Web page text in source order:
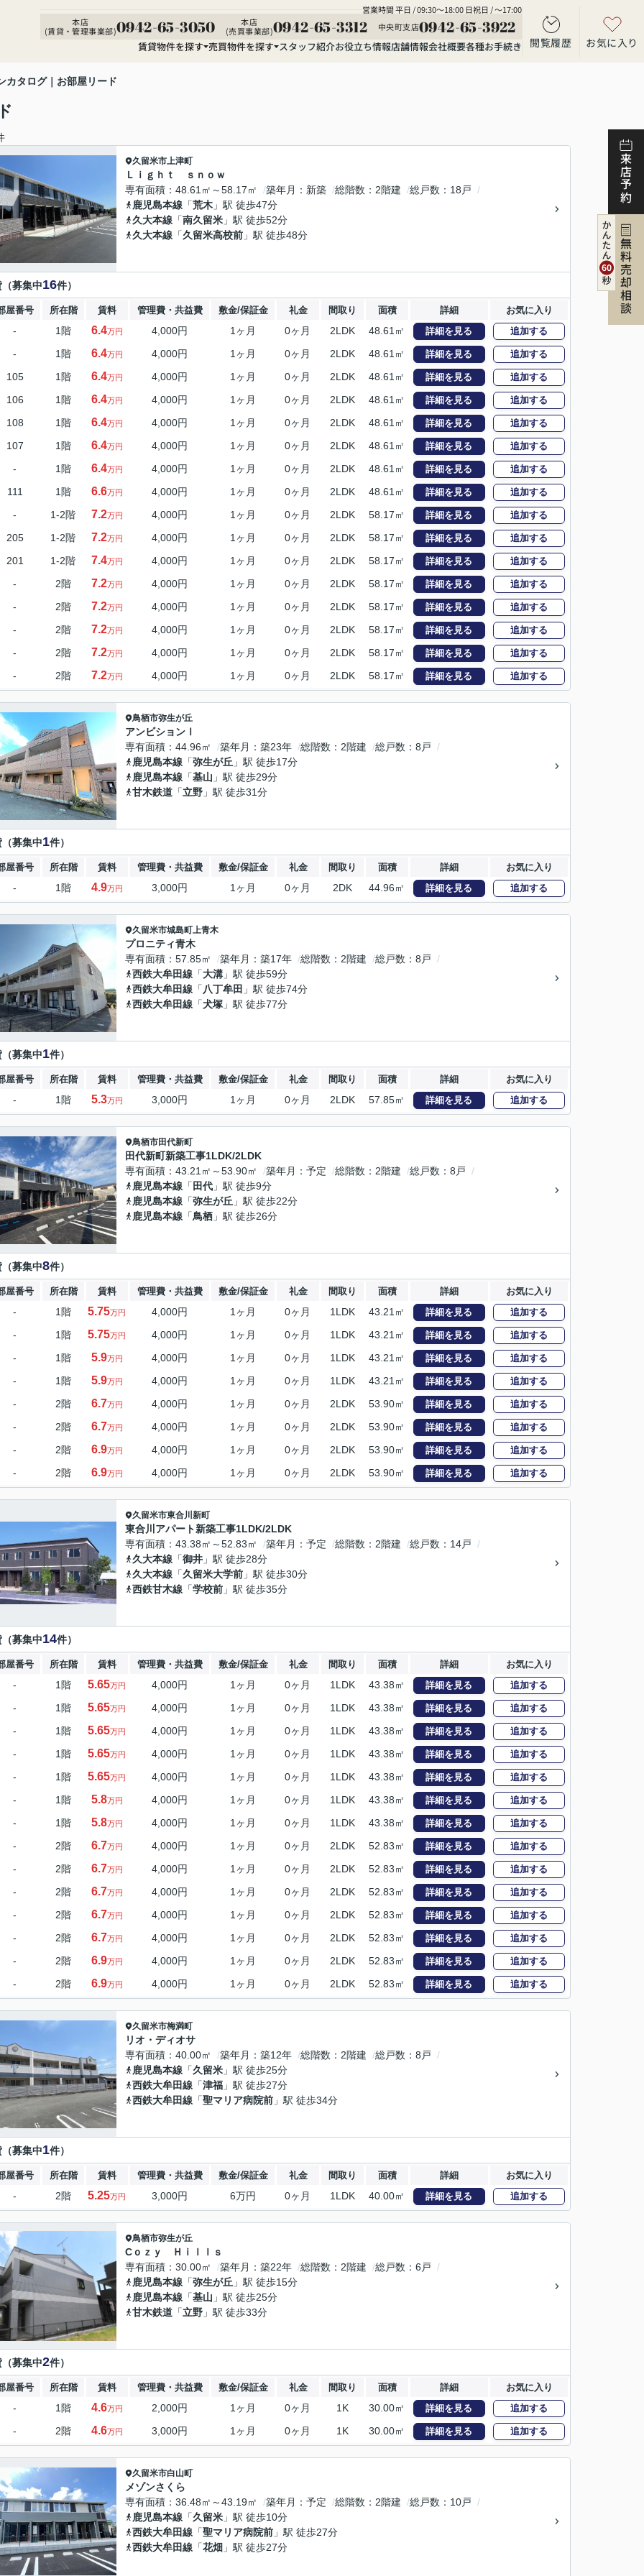
営業時間 平日 / 09:30～18:00 日祝日 / ～17:00
本店
(賃貸・管理事業部)0942-65-3050
本店
(売買事業部)0942-65-3312 中央町支店0942-65-3922
賃貸物件を探す 売買物件を探す スタッフ紹介お役立ち情報店舗情報会社概要各種お手続き 閲覧履歴 お気に入り
来店予約
無料売却相談
カタログ｜お部屋リード
久留米市上津町
Ｌｉｇｈｔ ｓｎｏｗ
専有面積
48.61㎡～58.17㎡ 築年月 新築 総階数 2階建 総戸数
18戸
鹿児島本線 「荒木 」駅 徒歩47分
久大本線 「南久留米 」駅 徒歩52分
久大本線 「久留米高校前 」駅 徒歩48分
募集中16件）
屋番号 所在階 賃料 管理費・共益費 敷金/保証金 礼金 間取り 面積 詳細 お気に入り
- 1階 6.4万円 4,000円 1ヶ月 0ヶ月 2LDK 48.61㎡ 詳細を見る 追加する
- 1階 6.4万円 4,000円 1ヶ月 0ヶ月 2LDK 48.61㎡ 詳細を見る 追加する
105 1階 6.4万円 4,000円 1ヶ月 0ヶ月 2LDK 48.61㎡ 詳細を見る 追加する
106 1階 6.4万円 4,000円 1ヶ月 0ヶ月 2LDK 48.61㎡ 詳細を見る 追加する
108 1階 6.4万円 4,000円 1ヶ月 0ヶ月 2LDK 48.61㎡ 詳細を見る 追加する
107 1階 6.4万円 4,000円 1ヶ月 0ヶ月 2LDK 48.61㎡ 詳細を見る 追加する
- 1階 6.4万円 4,000円 1ヶ月 0ヶ月 2LDK 48.61㎡ 詳細を見る 追加する
111 1階 6.6万円 4,000円 1ヶ月 0ヶ月 2LDK 48.61㎡ 詳細を見る 追加する
- 1-2階 7.2万円 4,000円 1ヶ月 0ヶ月 2LDK 58.17㎡ 詳細を見る 追加する
205 1-2階 7.2万円 4,000円 1ヶ月 0ヶ月 2LDK 58.17㎡ 詳細を見る 追加する
201 1-2階 7.4万円 4,000円 1ヶ月 0ヶ月 2LDK 58.17㎡ 詳細を見る 追加する
- 2階 7.2万円 4,000円 1ヶ月 0ヶ月 2LDK 58.17㎡ 詳細を見る 追加する
- 2階 7.2万円 4,000円 1ヶ月 0ヶ月 2LDK 58.17㎡ 詳細を見る 追加する
- 2階 7.2万円 4,000円 1ヶ月 0ヶ月 2LDK 58.17㎡ 詳細を見る 追加する
- 2階 7.2万円 4,000円 1ヶ月 0ヶ月 2LDK 58.17㎡ 詳細を見る 追加する
- 2階 7.2万円 4,000円 1ヶ月 0ヶ月 2LDK 58.17㎡ 詳細を見る 追加する
鳥栖市弥生が丘
アンビションⅠ
専有面積
44.96㎡ 築年月 築23年 総階数 2階建 総戸数
8戸
鹿児島本線 「弥生が丘 」駅 徒歩17分
鹿児島本線 「基山 」駅 徒歩29分
甘木鉄道 「立野 」駅 徒歩31分
募集中1件）
屋番号 所在階 賃料 管理費・共益費 敷金/保証金 礼金 間取り 面積 詳細 お気に入り
- 1階 4.9万円 3,000円 1ヶ月 0ヶ月 2DK 44.96㎡ 詳細を見る 追加する
久留米市城島町上青木
プロニティ青木
専有面積
57.85㎡ 築年月 築17年 総階数 2階建 総戸数
8戸
西鉄大牟田線 「大溝 」駅 徒歩59分
西鉄大牟田線 「 八丁牟田 」駅 徒歩74分
西鉄大牟田線 「犬塚 」駅 徒歩77分
募集中1件）
屋番号 所在階 賃料 管理費・共益費 敷金/保証金 礼金 間取り 面積 詳細 お気に入り
- 1階 5.3万円 3,000円 1ヶ月 0ヶ月 2LDK 57.85㎡ 詳細を見る 追加する
鳥栖市田代新町
田代新町新築工事1LDK/2LDK
専有面積
43.21㎡～53.90㎡ 築年月 予定 総階数 2階建 総戸数
8戸
鹿児島本線 「 田代 」駅 徒歩9分
鹿児島本線 「弥生が丘 」駅 徒歩22分
鹿児島本線 「鳥栖 」駅 徒歩26分
募集中8件）
屋番号 所在階 賃料 管理費・共益費 敷金/保証金 礼金 間取り 面積 詳細 お気に入り
- 1階 5.75万円 4,000円 1ヶ月 0ヶ月 1LDK 43.21㎡ 詳細を見る 追加する
- 1階 5.75万円 4,000円 1ヶ月 0ヶ月 1LDK 43.21㎡ 詳細を見る 追加する
- 1階 5.9万円 4,000円 1ヶ月 0ヶ月 1LDK 43.21㎡ 詳細を見る 追加する
- 1階 5.9万円 4,000円 1ヶ月 0ヶ月 1LDK 43.21㎡ 詳細を見る 追加する
- 2階 6.7万円 4,000円 1ヶ月 0ヶ月 2LDK 53.90㎡ 詳細を見る 追加する
- 2階 6.7万円 4,000円 1ヶ月 0ヶ月 2LDK 53.90㎡ 詳細を見る 追加する
- 2階 6.9万円 4,000円 1ヶ月 0ヶ月 2LDK 53.90㎡ 詳細を見る 追加する
- 2階 6.9万円 4,000円 1ヶ月 0ヶ月 2LDK 53.90㎡ 詳細を見る 追加する
久留米市東合川新町
東合川アパート新築工事1LDK/2LDK
専有面積
43.38㎡～52.83㎡ 築年月 予定 総階数 2階建 総戸数
14戸
久大本線 「御井 」駅 徒歩28分
久大本線 「久留米大学前 」駅 徒歩30分
西鉄甘木線 「学校前 」駅 徒歩35分
募集中14件）
屋番号 所在階 賃料 管理費・共益費 敷金/保証金 礼金 間取り 面積 詳細 お気に入り
- 1階 5.65万円 4,000円 1ヶ月 0ヶ月 1LDK 43.38㎡ 詳細を見る 追加する
- 1階 5.65万円 4,000円 1ヶ月 0ヶ月 1LDK 43.38㎡ 詳細を見る 追加する
- 1階 5.65万円 4,000円 1ヶ月 0ヶ月 1LDK 43.38㎡ 詳細を見る 追加する
- 1階 5.65万円 4,000円 1ヶ月 0ヶ月 1LDK 43.38㎡ 詳細を見る 追加する
- 1階 5.65万円 4,000円 1ヶ月 0ヶ月 1LDK 43.38㎡ 詳細を見る 追加する
- 1階 5.8万円 4,000円 1ヶ月 0ヶ月 1LDK 43.38㎡ 詳細を見る 追加する
- 1階 5.8万円 4,000円 1ヶ月 0ヶ月 1LDK 43.38㎡ 詳細を見る 追加する
- 2階 6.7万円 4,000円 1ヶ月 0ヶ月 2LDK 52.83㎡ 詳細を見る 追加する
- 2階 6.7万円 4,000円 1ヶ月 0ヶ月 2LDK 52.83㎡ 詳細を見る 追加する
- 2階 6.7万円 4,000円 1ヶ月 0ヶ月 2LDK 52.83㎡ 詳細を見る 追加する
- 2階 6.7万円 4,000円 1ヶ月 0ヶ月 2LDK 52.83㎡ 詳細を見る 追加する
- 2階 6.7万円 4,000円 1ヶ月 0ヶ月 2LDK 52.83㎡ 詳細を見る 追加する
- 2階 6.9万円 4,000円 1ヶ月 0ヶ月 2LDK 52.83㎡ 詳細を見る 追加する
- 2階 6.9万円 4,000円 1ヶ月 0ヶ月 2LDK 52.83㎡ 詳細を見る 追加する
久留米市梅満町
リオ・ディオサ
専有面積
40.00㎡ 築年月 築12年 総階数 2階建 総戸数
8戸
鹿児島本線 「久留米 」駅 徒歩25分
西鉄大牟田線 「津福 」駅 徒歩27分
西鉄大牟田線 「聖マリア病院前 」駅 徒歩34分
募集中1件）
屋番号 所在階 賃料 管理費・共益費 敷金/保証金 礼金 間取り 面積 詳細 お気に入り
- 2階 5.25万円 3,000円 6万円 0ヶ月 1LDK 40.00㎡ 詳細を見る 追加する
鳥栖市弥生が丘
Cｏｚｙ Ｈｉｌｌｓ
専有面積
30.00㎡ 築年月 築22年 総階数 2階建 総戸数
6戸
鹿児島本線 「弥生が丘 」駅 徒歩15分
鹿児島本線 「基山 」駅 徒歩25分
甘木鉄道 「立野 」駅 徒歩33分
募集中2件）
屋番号 所在階 賃料 管理費・共益費 敷金/保証金 礼金 間取り 面積 詳細 お気に入り
- 1階 4.6万円 2,000円 1ヶ月 0ヶ月 1K 30.00㎡ 詳細を見る 追加する
- 2階 4.6万円 3,000円 1ヶ月 0ヶ月 1K 30.00㎡ 詳細を見る 追加する
久留米市白山町
メゾンさくら
専有面積
36.48㎡～43.19㎡ 築年月 予定 総階数 2階建 総戸数
10戸
鹿児島本線 「久留米 」駅 徒歩10分
西鉄大牟田線 「聖マリア病院前 」駅 徒歩27分
西鉄大牟田線 「花畑 」駅 徒歩27分